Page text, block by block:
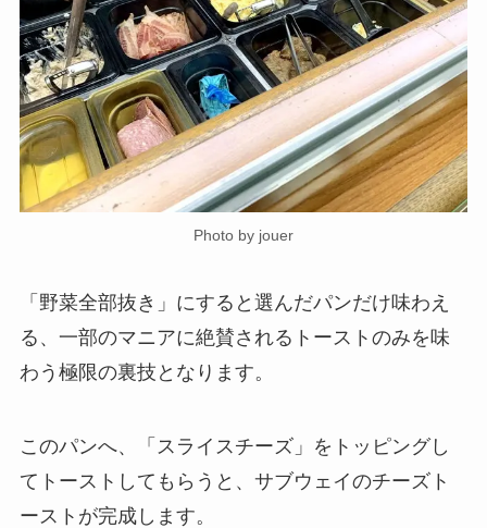
Photo by jouer
「野菜全部抜き」にすると選んだパンだけ味わえ
る、一部のマニアに絶賛されるトーストのみを味
わう極限の裏技となります。
このパンへ、「スライスチーズ」をトッピングし
てトーストしてもらうと、サブウェイのチーズト
ーストが完成します。